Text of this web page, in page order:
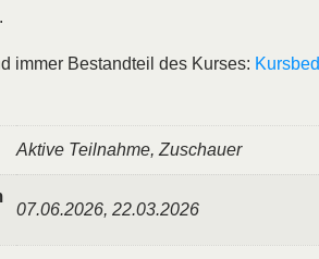
immer Bestandteil des Kurses:
Aktive Teilnahme, Zuschauer
07.06.2026, 22.03.2026